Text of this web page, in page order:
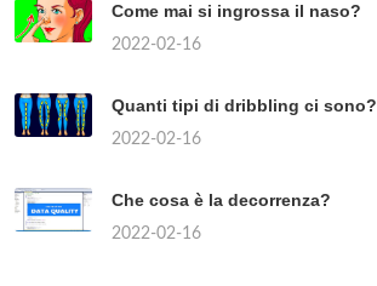
Come mai si ingrossa il naso?
2022-02-16
Quanti tipi di dribbling ci sono?
2022-02-16
Che cosa è la decorrenza?
2022-02-16